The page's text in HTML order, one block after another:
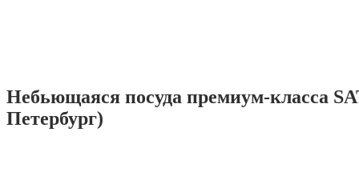
Небьющаяся посуда премиум-класса
Петербург)